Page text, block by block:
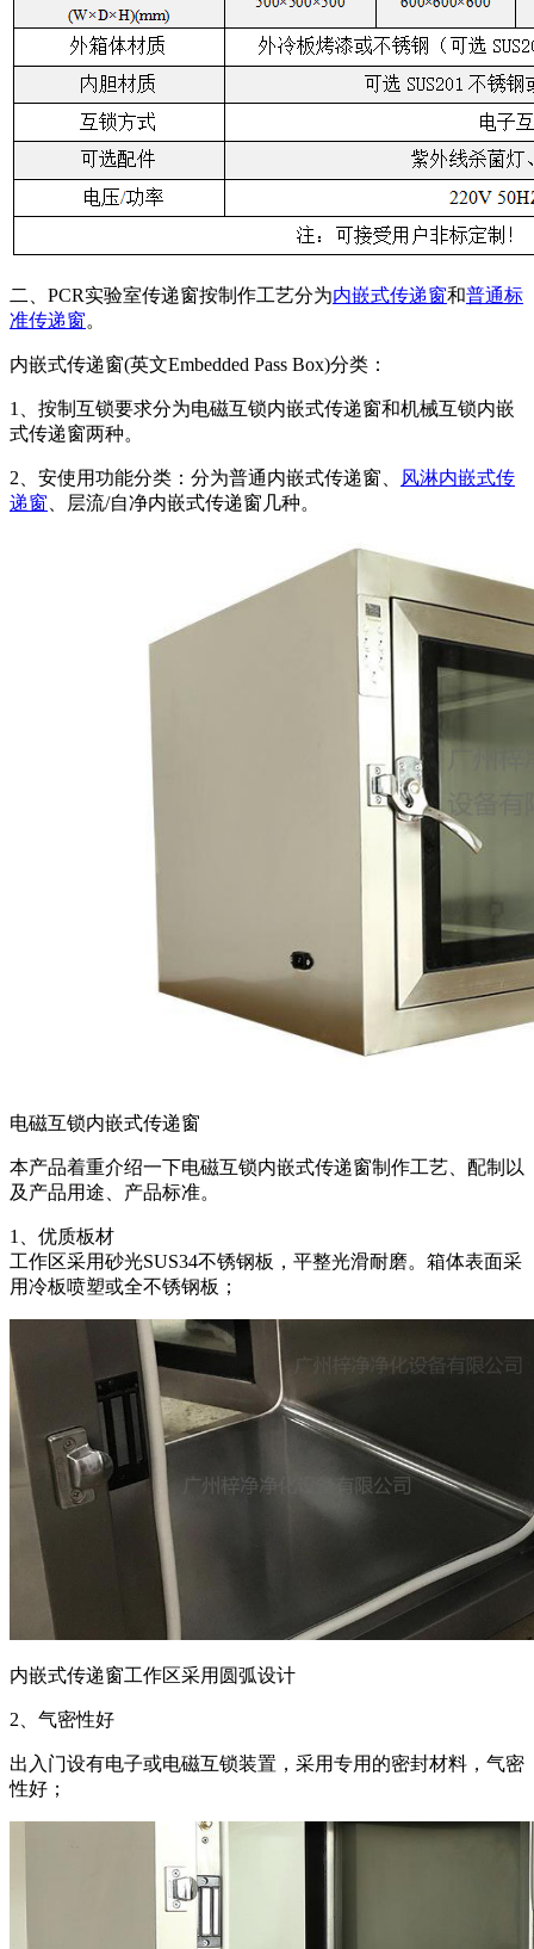
二、PCR实验室传递窗按制作工艺分为内嵌式传递窗和普通标
准传递窗。
内嵌式传递窗(英文Embedded Pass Box)分类：
1、按制互锁要求分为电磁互锁内嵌式传递窗和机械互锁内嵌
式传递窗两种。
2、安使用功能分类：分为普通内嵌式传递窗、
风淋内嵌式传
递窗 、层流/自净内嵌式传递窗几种。
电磁互锁内嵌式传递窗
本产品着重介绍一下电磁互锁内嵌式传递窗制作工艺、配制以
及产品用途、产品标准。
1、优质板材
工作区采用砂光SUS34不锈钢板，平整光滑耐磨。箱体表面采
用冷板喷塑或全不锈钢板；
内嵌式传递窗工作区采用圆弧设计
2、气密性好
出入门设有电子或电磁互锁装置，采用专用的密封材料，气密
性好；